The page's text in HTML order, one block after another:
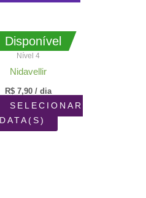
Disponível
Nível 4
Nidavellir
R$ 7,90 / dia
SELECIONAR
DATA(S)